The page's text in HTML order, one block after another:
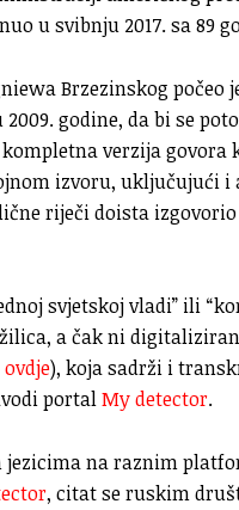
u svibnju 2017. sa 89
Brzezinskog
godine, da bi se
verzija govora
izvoru, uključujući i
riječi doista
svjetskoj vladi” ili
a čak ni
ovdje), koja sadrži i
portalMy detector.
na raznim
, citat se ruskim